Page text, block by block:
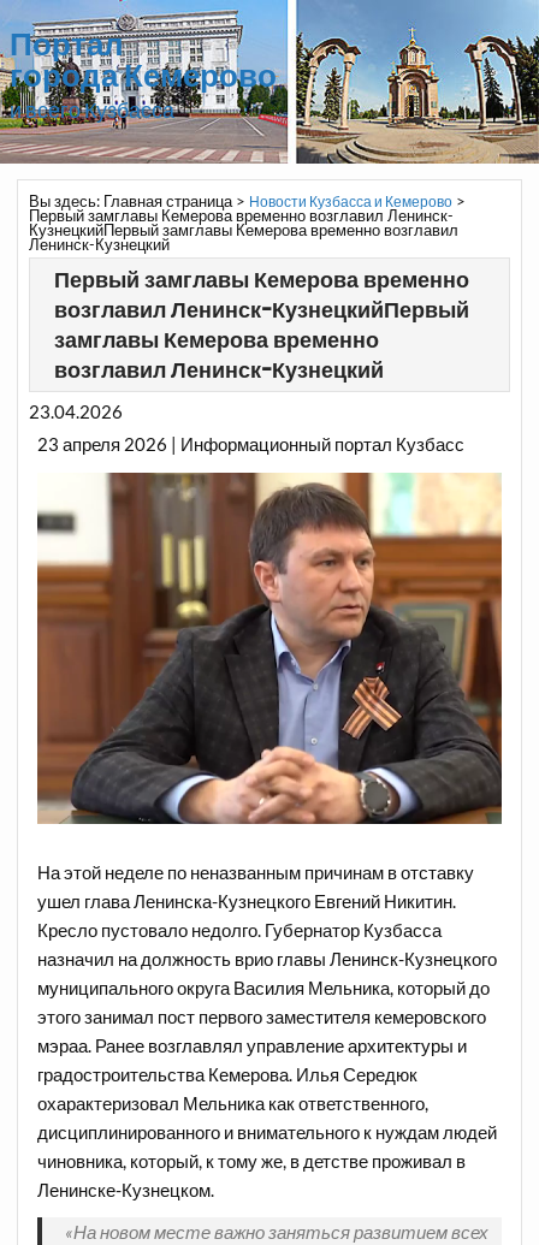
Портал
города Кемерово
и всего Кузбасса
Вы здесь: Главная страница> Новости Кузбасса и Кемерово>
Первый замглавы Кемерова временно возглавил Ленинск-
КузнецкийПервый замглавы Кемерова временно возглавил
Ленинск-Кузнецкий
Первый замглавы Кемерова временно
возглавил Ленинск-КузнецкийПервый
замглавы Кемерова временно
возглавил Ленинск-Кузнецкий
23.04.2026
23 апреля 2026 | Информационный портал Кузбасс
На этой неделе по неназванным причинам в отставку
ушел глава Ленинска-Кузнецкого Евгений Никитин.
Кресло пустовало недолго. Губернатор Кузбасса
назначил на должность врио главы Ленинск-Кузнецкого
муниципального округа Василия Мельника, который до
этого занимал пост первого заместителя кемеровского
мэраа. Ранее возглавлял управление архитектуры и
градостроительства Кемерова. Илья Середюк
охарактеризовал Мельника как ответственного,
дисциплинированного и внимательного к нуждам людей
чиновника, который, к тому же, в детстве проживал в
Ленинске-Кузнецком.
«На новом месте важно заняться развитием всех